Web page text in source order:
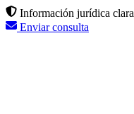
Información jurídica clara
Enviar consulta